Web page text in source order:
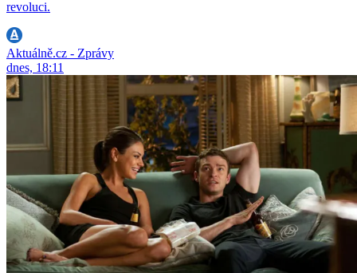
revoluci.
Aktuálně.cz - Zprávy
dnes, 18:11